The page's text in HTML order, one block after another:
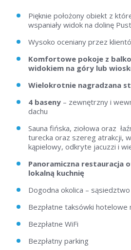
Pięknie położony obiekt z
wspaniały widok na dolinę
Wysoko oceniany przez
Komfortowe pokoje z
widokiem na góry lub
Wielokrotnie nagradzana
4 baseny – zewnętrzny i
dachu
Sauna fińska, ziołowa oraz
turecka oraz szereg atrakcji,
kąpielowy, odkryte jacuzzi i
Panoramiczna restauracja
lokalną kuchnię
Dogodna okolica –
Bezpłatne taksówki hotelowe
Bezpłatne WiFi
Bezpłatny parking